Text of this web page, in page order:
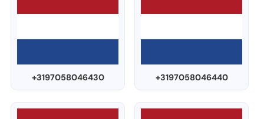
+3197058046430 +3197058046440